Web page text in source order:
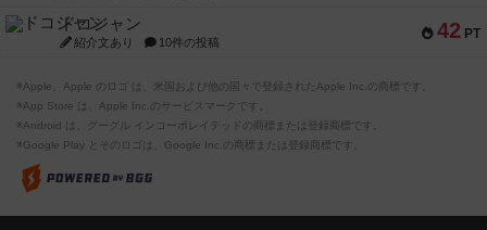
42 PT
ドコジャン
紹介文あり 10件の投稿
※Apple、Apple のロゴ は、米国および他の国々で登録されたApple Inc.の商標です。
※App Store は、Apple Inc.のサービスマークです。
※Android は、グーグル インコーポレイテッドの商標または登録商標です。
※Google Play とそのロゴは、Google Inc.の商標または登録商標です。